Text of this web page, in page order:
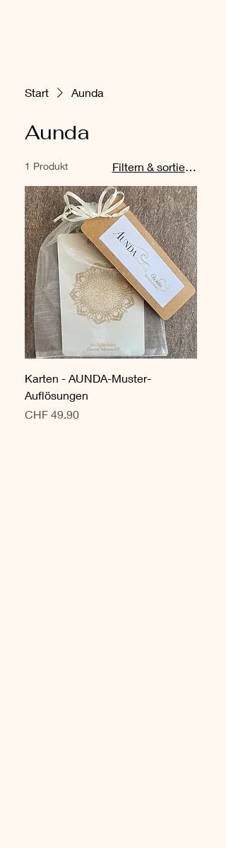
Start Aunda
Aunda
1 Produkt Filtern & sortieren
Karten - AUNDA-Muster-
Auflösungen
Preis
CHF 49.90